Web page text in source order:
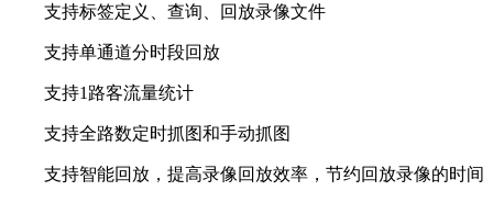
支持标签定义、查询、回放录像文件
支持单通道分时段回放
支持1路客流量统计
支持全路数定时抓图和手动抓图
支持智能回放，提高录像回放效率，节约回放录像的时间